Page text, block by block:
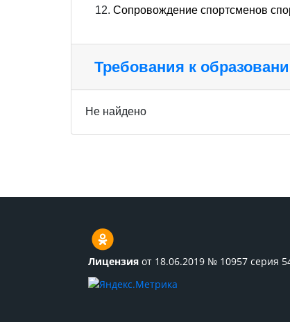
Сопровождение спортсменов
Требования к
Не найдено
Лицензия от 18.06.2019 № 10957 серия